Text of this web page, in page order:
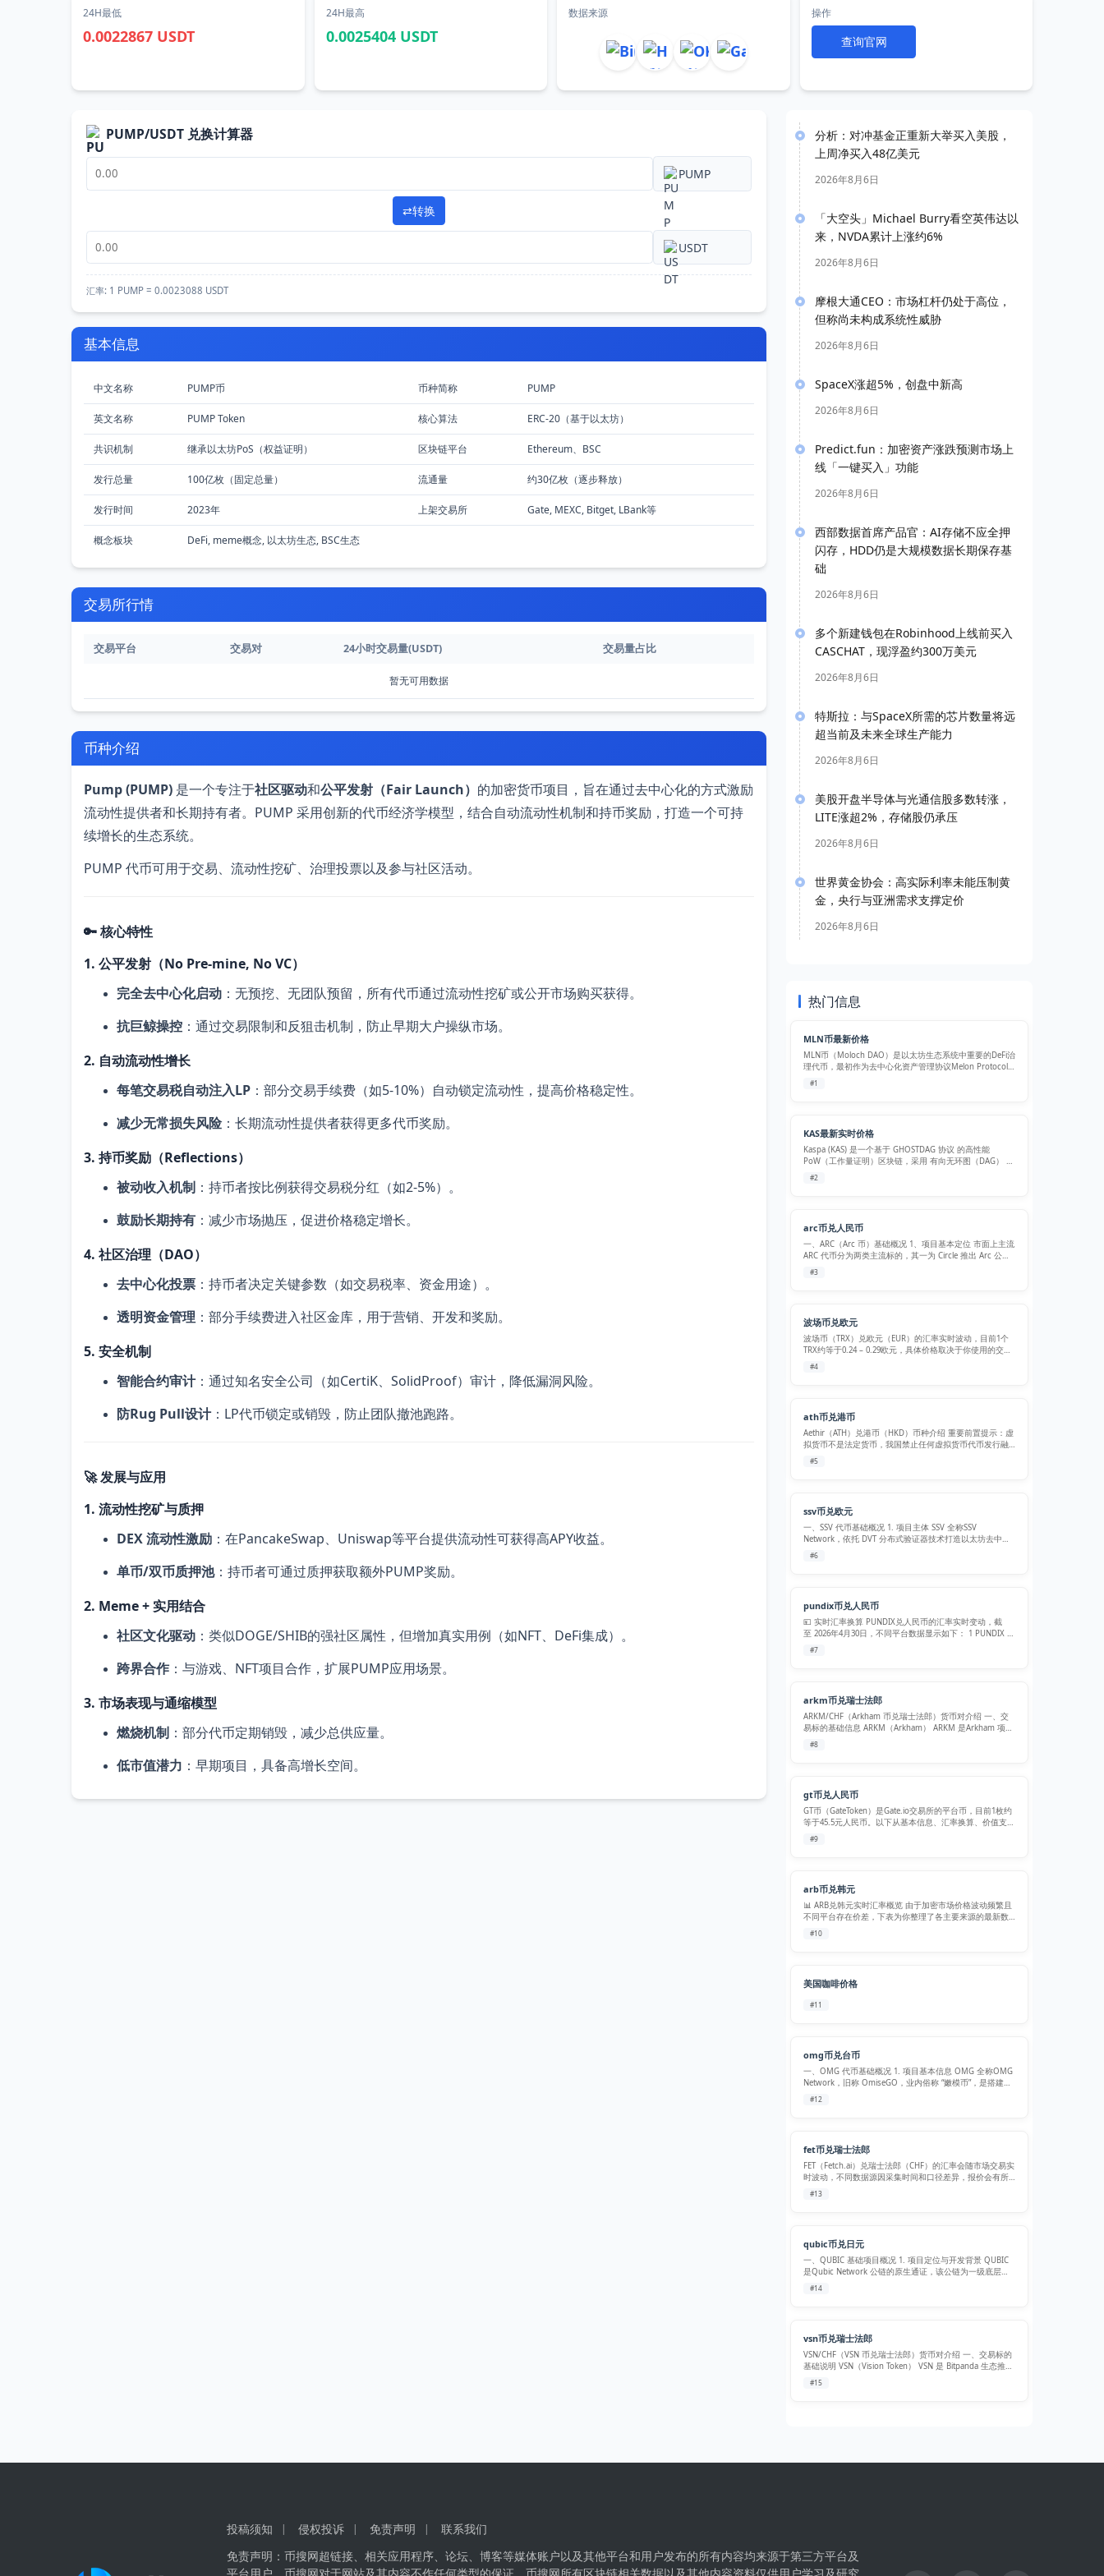
24H最低
0.0022867 USDT
24H最高
0.0025404 USDT
数据来源 操作
查询官网
PUMP/USDT 兑换计算器
PUMP
⇄转换
USDT
汇率: 1 PUMP = 0.0023088 USDT
基本信息
中文名称 PUMP币 币种简称 PUMP
英文名称 PUMP Token 核心算法 ERC-20（基于以太坊）
共识机制 继承以太坊PoS（权益证明） 区块链平台 Ethereum、BSC
发行总量 100亿枚（固定总量） 流通量 约30亿枚（逐步释放）
发行时间 2023年 上架交易所 Gate, MEXC, Bitget, LBank等
概念板块 DeFi, meme概念, 以太坊生态, BSC生态
交易所行情
交易平台 交易对 24小时交易量(USDT) 交易量占比
暂无可用数据
币种介绍
Pump (PUMP) 是一个专注于社区驱动和公平发射（Fair Launch） 的加密货币项目，旨在通过去中心化的方式激励
流动性提供者和长期持有者。PUMP 采用创新的代币经济学模型，结合自动流动性机制和持币奖励，打造一个可持
续增长的生态系统。
PUMP 代币可用于交易、流动性挖矿、治理投票以及参与社区活动。
🔑 核心特性
1. 公平发射（No Pre-mine, No VC）
完全去中心化启动 ：无预挖、无团队预留，所有代币通过流动性挖矿或公开市场购买获得。
抗巨鲸操控 ：通过交易限制和反狙击机制，防止早期大户操纵市场。
2. 自动流动性增长
每笔交易税自动注入LP ：部分交易手续费（如5-10%）自动锁定流动性，提高价格稳定性。
减少无常损失风险：长期流动性提供者获得更多代币奖励。
3. 持币奖励（Reflections）
被动收入机制 ：持币者按比例获得交易税分红（如2-5%）。
鼓励长期持有 ：减少市场抛压，促进价格稳定增长。
4. 社区治理（DAO）
去中心化投票 ：持币者决定关键参数（如交易税率、资金用途）。
透明资金管理 ：部分手续费进入社区金库，用于营销、开发和奖励。
5. 安全机制
智能合约审计：通过知名安全公司（如CertiK、SolidProof）审计，降低漏洞风险。
防Rug Pull设计：LP代币锁定或销毁，防止团队撤池跑路。
🚀 发展与应用
1. 流动性挖矿与质押
DEX 流动性激励 ：在PancakeSwap、Uniswap等平台提供流动性可获得高APY收益。
单币/双币质押池：持币者可通过质押获取额外PUMP奖励。
2. Meme + 实用结合
社区文化驱动 ：类似DOGE/SHIB的强社区属性，但增加真实用例（如NFT、DeFi集成）。
跨界合作 ：与游戏、NFT项目合作，扩展PUMP应用场景。
3. 市场表现与通缩模型
燃烧机制 ：部分代币定期销毁，减少总供应量。
低市值潜力 ：早期项目，具备高增长空间。
分析：对冲基金正重新大举买入美股，
上周净买入48亿美元
2026年8月6日
「大空头」Michael Burry看空英伟达以
来，NVDA累计上涨约6%
2026年8月6日
摩根大通CEO：市场杠杆仍处于高位，
但称尚未构成系统性威胁
2026年8月6日
SpaceX涨超5%，创盘中新高
2026年8月6日
Predict.fun：加密资产涨跌预测市场上
线「一键买入」功能
2026年8月6日
西部数据首席产品官：AI存储不应全押
闪存，HDD仍是大规模数据长期保存基
础
2026年8月6日
多个新建钱包在Robinhood上线前买入
CASCHAT，现浮盈约300万美元
2026年8月6日
特斯拉：与SpaceX所需的芯片数量将远
超当前及未来全球生产能力
2026年8月6日
美股开盘半导体与光通信股多数转涨，
LITE涨超2%，存储股仍承压
2026年8月6日
世界黄金协会：高实际利率未能压制黄
金，央行与亚洲需求支撑定价
2026年8月6日
热门信息
MLN币最新价格
MLN币（Moloch DAO）是以太坊生态系统中重要的DeFi治
理代币，最初作为去中心化资产管理协议Melon Protocol
的原生代币。经过多年发展，MLN已演变为一个支持复杂
金融策略和资产管理的高度专业化区块链生态系统。 核心
#1
KAS最新实时价格
Kaspa (KAS) 是一个基于 GHOSTDAG 协议 的高性能
PoW（工作量证明）区块链，采用 有向无环图（DAG） 结
构，实现 高吞吐量、低延迟 的交易处理能力。Kaspa 是首
个成功实现 区块并行处理（BlockDAG） 的加密…
#2
arc币兑人民币
一、ARC（Arc 币）基础概况 1、项目基本定位 市面上主流
ARC 代币分为两类主流标的，其一为 Circle 推出 Arc 公链
原生代币 $ARC，其二是以太坊 ERC-20 版本 Arc 项目代
币： Circle 官方 Arc 公链…
#3
波场币兑欧元
波场币（TRX）兑欧元（EUR）的汇率实时波动，目前1个
TRX约等于0.24 – 0.29欧元，具体价格取决于你使用的交易
平台和市场时间。 如果你需要更准确的兑换数额，可以使
用各大交易平台提供的实时转换计算器，只需输入金额就
#4
ath币兑港币
Aethir（ATH）兑港币（HKD）币种介绍 重要前置提示：虚
拟货币不是法定货币，我国禁止任何虚拟货币代币发行融
资与交易炒作行为，下文仅作币种资料科普，不构成任何
投资、交易建议。 一、基础币种信息 ATH（Aethir） 项目
#5
ssv币兑欧元
一、SSV 代币基础概况 1. 项目主体 SSV 全称SSV
Network，依托 DVT 分布式验证器技术打造以太坊去中心
化质押基础设施，核心技术为私钥分片验证（Secret
Shared Validator），把以太坊验证节点私钥拆分分…
#6
pundix币兑人民币
💴 实时汇率换算 PUNDIX兑人民币的汇率实时变动，截
至 2026年4月30日，不同平台数据显示如下： 1 PUNDIX ≈
1.02 – 1.05 元：综合数个加密货币数据平台，目前PUNDIX
兑人民币的汇率约在1.02至1…
#7
arkm币兑瑞士法郎
ARKM/CHF（Arkham 币兑瑞士法郎）货币对介绍 一、交
易标的基础信息 ARKM（Arkham） ARKM 是Arkham 项目
原生 ERC-20 加密代币，部署于以太坊网络。Arkham 主打
区块链链上数据分析服务，搭建链上情报交…
#8
gt币兑人民币
GT币（GateToken）是Gate.io交易所的平台币，目前1枚约
等于45.5元人民币。以下从基本信息、汇率换算、价值支撑
和获取方式四个维度介绍： 项目 说明 全称 GateToken
(GT) 发行方 Gate.io 交易所及 Gat…
#9
arb币兑韩元
📊 ARB兑韩元实时汇率概览 由于加密市场价格波动频繁且
不同平台存在价差，下表为你整理了各主要来源的最新数
据。韩国本土主要交易所（如Upbit）的汇率，通常是当地
市场最重要的参考指标。 数据来源 / 交易所 1 ARB ≈ ? 韩
#10
美国咖啡价格
#11
omg币兑台币
一、OMG 代币基础概况 1. 项目基本信息 OMG 全称OMG
Network，旧称 OmiseGO，业内俗称 “嫩模币”，是搭建在
以太坊公链之上的 Layer2 扩容解决方案，依托 Plasma 侧
链技术优化以太坊转账，主打高速、低成本…
#12
fet币兑瑞士法郎
FET（Fetch.ai）兑瑞士法郎（CHF）的汇率会随市场交易实
时波动，不同数据源因采集时间和口径差异，报价会有所
不同。以下整理了近期多个平台的数据，供你参考。 1. 核
心汇率概览 以下是最新的 FET 兑 CHF 汇率（截至 2026
#13
qubic币兑日元
一、QUBIC 基础项目概况 1. 项目定位与开发背景 QUBIC
是Qubic Network 公链的原生通证，该公链为一级底层公
链，由 IOTA、NXT 联合创始人 Sergey Ivancheglo 打造，
主打uPoW 有用工作量证明…
#14
vsn币兑瑞士法郎
VSN/CHF（VSN 币兑瑞士法郎）货币对介绍 一、交易标的
基础说明 VSN（Vision Token） VSN 是 Bitpanda 生态推出
的 Web3 原生加密通证，由原有 BEST、PAN 代币合并发
行，基于以太坊 ERC-20 …
#15
投稿须知 侵权投诉 免责声明
联系我们
免责声明：币搜网超链接、相关应用程序、论坛、博客等媒体账户以及其他平台和用户发布的所有内容均来源于第三方平台及